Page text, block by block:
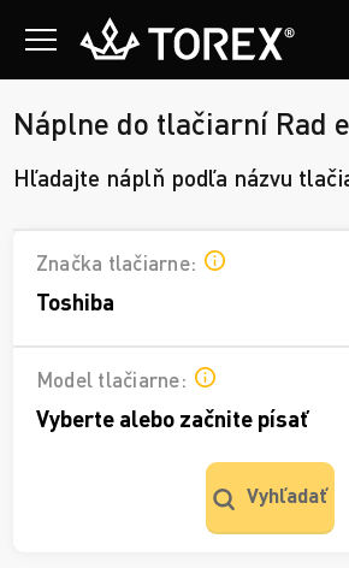
Náplne do tlačiarní Rad
Hľadajte náplň podľa názvu
Značka tlačiarne:
Toshiba
Model tlačiarne:
Vyberte alebo začnite písať
Vyhľadať